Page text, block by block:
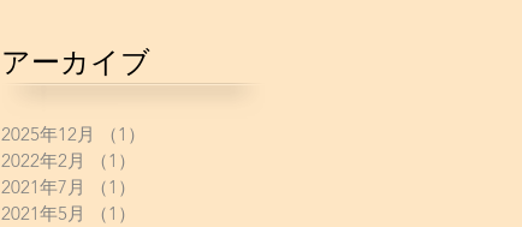
アーカイブ
2025年12月 （1）
2022年2月
（1）
2021年7月
（1）
2021年5月
（1）